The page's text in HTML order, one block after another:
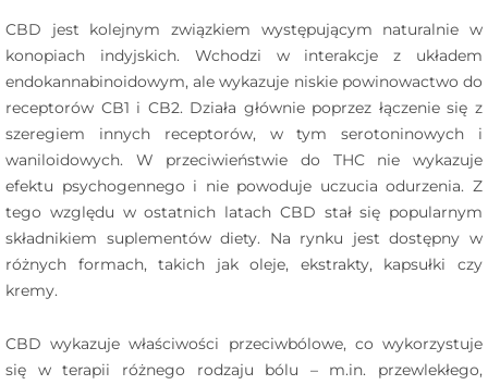
CBD jest kolejnym związkiem występującym naturalnie w
konopiach indyjskich. Wchodzi w interakcje z układem
endokannabinoidowym, ale wykazuje niskie powinowactwo do
receptorów CB1 i CB2. Działa głównie poprzez łączenie się z
szeregiem innych receptorów, w tym serotoninowych i
waniloidowych. W przeciwieństwie do THC nie wykazuje
efektu psychogennego i nie powoduje uczucia odurzenia. Z
tego względu w ostatnich latach CBD stał się popularnym
składnikiem suplementów diety. Na rynku jest dostępny w
różnych formach, takich jak oleje, ekstrakty, kapsułki czy
kremy.
CBD wykazuje właściwości przeciwbólowe, co wykorzystuje
się w terapii różnego rodzaju bólu – m.in. przewlekłego,